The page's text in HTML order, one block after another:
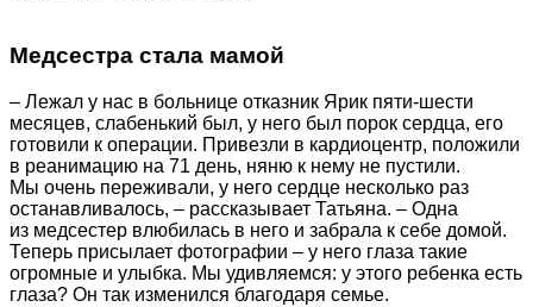
Медсестра стала мамой
– Лежал у нас в больнице отказник Ярик пяти-шести
месяцев, слабенький был, у него был порок сердца, его
готовили к операции. Привезли в кардиоцентр, положили
в реанимацию на 71 день, няню к нему не пустили.
Мы очень переживали, у него сердце несколько раз
останавливалось, – рассказывает Татьяна. – Одна
из медсестер влюбилась в него и забрала к себе домой.
Теперь присылает фотографии – у него глаза такие
огромные и улыбка. Мы удивляемся: у этого ребенка есть
глаза? Он так изменился благодаря семье.